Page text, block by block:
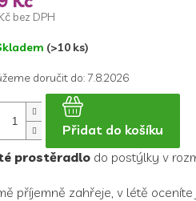
bez DPH
(>10 ks)
doručit do: 7.8.2026
Přidat do košíku
prostěradlo do postýlky v
příjemně zahřeje, v létě